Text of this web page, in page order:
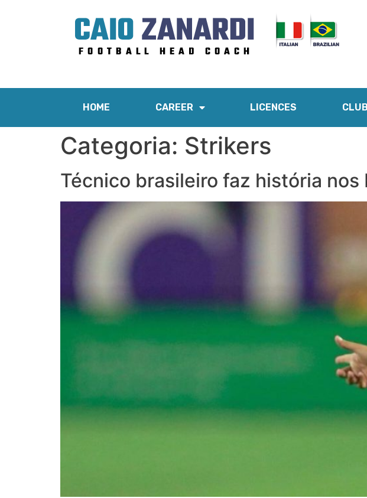
HOME CAREER LICENCES
Categoria: Strikers
Técnico brasileiro faz história nos